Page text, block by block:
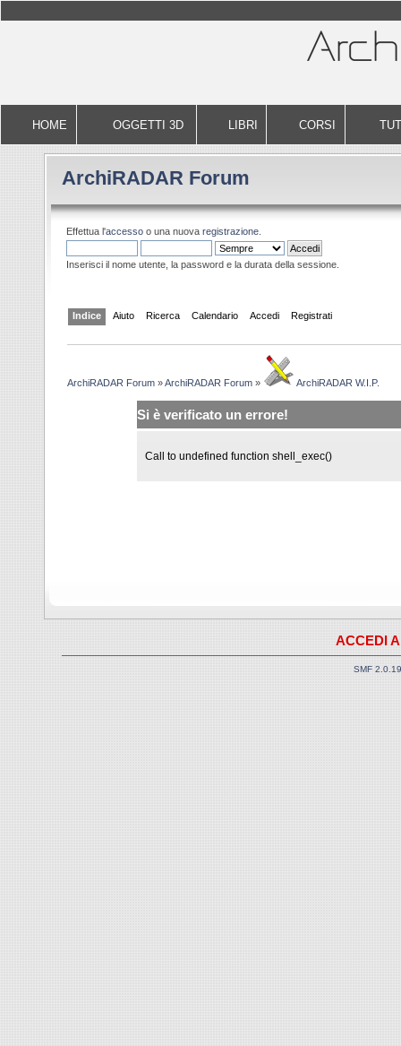
HOME OGGETTI 3D LIBRI CORSI
ArchiRADAR Forum
Effettua l'accesso o una nuova registrazione.
Inserisci il nome utente, la password e la durata della sessione.
Indice Aiuto Ricerca Calendario Accedi Registrati
ArchiRADAR Forum »ArchiRADAR Forum » ArchiRADAR W.I.P.
Si è verificato un errore!
Call to undefined function shell_exec()
ACCEDI
SMF 2.0.19